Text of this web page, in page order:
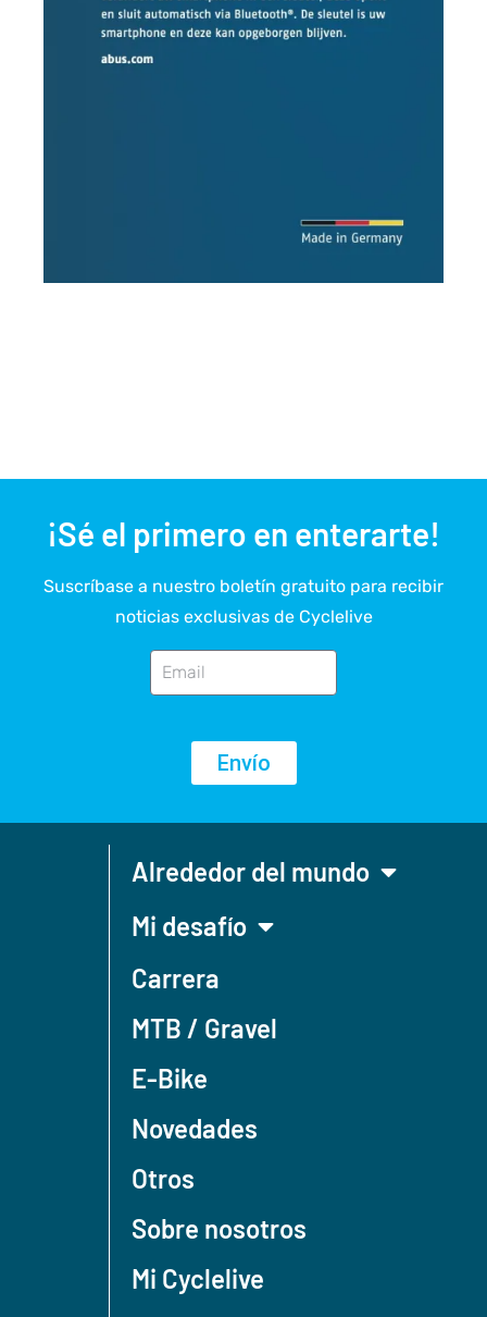
¡Sé el primero en enterarte!
Suscríbase a nuestro boletín gratuito para recibir
noticias exclusivas de Cyclelive
Envío
Alrededor del mundo
Mi desafío
Carrera
MTB / Gravel
E-Bike
Novedades
Otros
Sobre nosotros
Mi Cyclelive